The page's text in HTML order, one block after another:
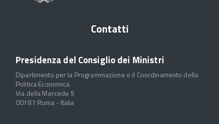
Contatti
Presidenza del Consiglio dei Ministri
Dipartimento per la Programmazione e il Coordinamento della
Politica Economica
Via della Mercede 9
00187 Roma - Italia